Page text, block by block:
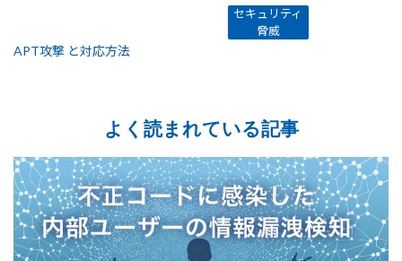
セキュリティ
脅威
APT攻撃 と対応方法
よく読まれている記事